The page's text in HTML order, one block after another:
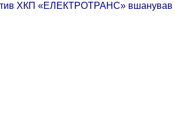
ХКП «ЕЛЕКТРОТРАНС» вшанував